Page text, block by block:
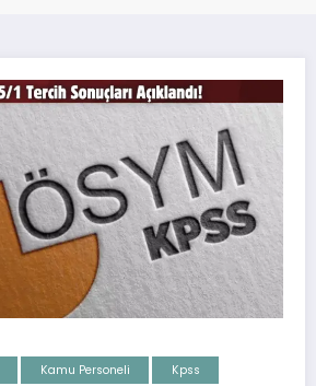
Kamu Personeli Kpss